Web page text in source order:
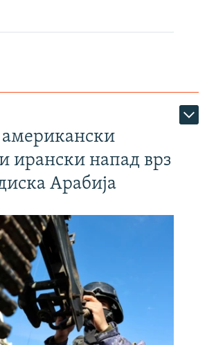
ирански напад врз
Арабија